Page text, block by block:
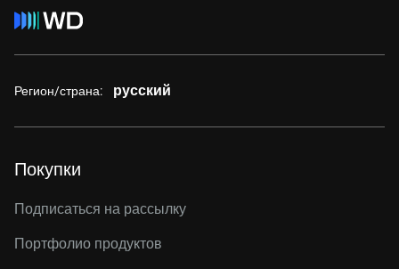
Регион/страна: русский
Покупки
Подписаться на рассылку
Портфолио продуктов